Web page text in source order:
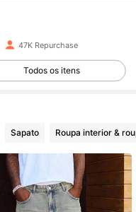
47K Repurchase
Todos os itens
Sapato Roupa interior &